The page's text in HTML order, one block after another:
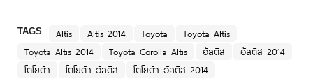
TAGS Altis Altis 2014 Toyota
Toyota Altis
Toyota Altis 2014
Toyota Corolla Altis อัลติส
อัลติส 2014
โตโยต้า
โตโยต้า อัลติส โตโยต้า อัลติส 2014